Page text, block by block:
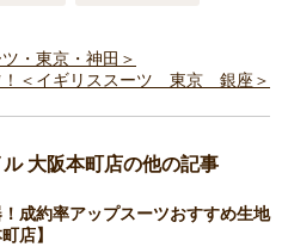
・東京・神田＞
＜イギリススーツ 東京 銀座＞
大阪本町店の他の記事
成約率アップスーツおすすめ生地
店】